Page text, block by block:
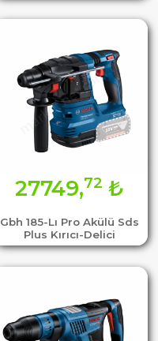
Gbh 185-Lı Pro Akülü Sds
Plus Kırıcı-Delici
27749,72 ₺